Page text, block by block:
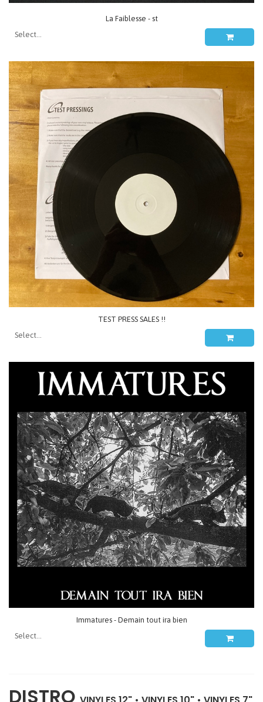
La Faiblesse - st
TEST PRESS SALES !!
Immatures - Demain tout ira bien
DISTRO